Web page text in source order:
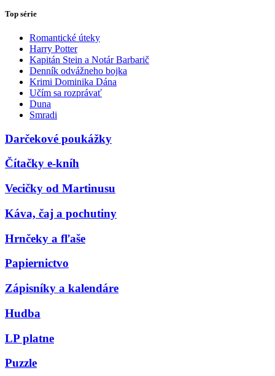
Top série
Romantické úteky
Harry Potter
Kapitán Stein a Notár Barbarič
Denník odvážneho bojka
Krimi Dominika Dána
Učím sa rozprávať
Duna
Smradi
Darčekové poukážky
Čítačky e-kníh
Vecičky od Martinusu
Káva, čaj a pochutiny
Hrnčeky a fľaše
Papiernictvo
Zápisníky a kalendáre
Hudba
LP platne
Puzzle